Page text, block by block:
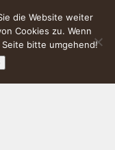
die Website weiter
Cookies zu. Wenn
bitte umgehend!